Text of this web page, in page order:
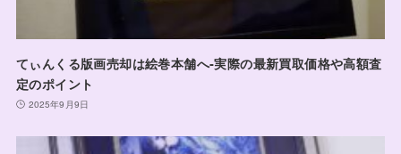
てぃんくる版画売却は絵巻本舗へ‐実際の最新買取価格や高額査
定のポイント
2025年9月9日